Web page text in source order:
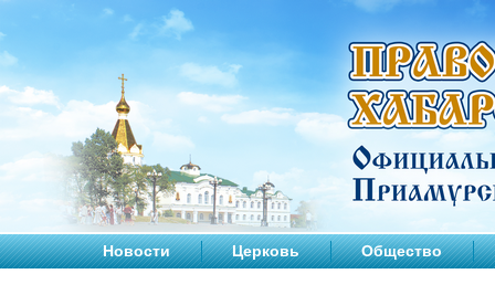
Новости Церковь Общество